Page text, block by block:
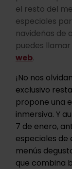
el resto del
especiales
navideñas de
puedes llamar
web.
¡No nos
exclusivo
propone una
inmersiva. Y
7 de enero,
especiales de
menús
que combina